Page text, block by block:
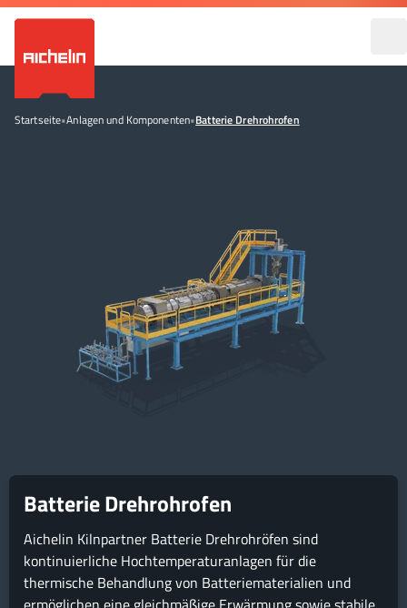
Startseite•Anlagen und Komponenten•Batterie Drehrohrofen
Batterie Drehrohrofen
Aichelin Kilnpartner Batterie Drehrohröfen sind
kontinuierliche Hochtemperaturanlagen für die
thermische Behandlung von Batteriematerialien und